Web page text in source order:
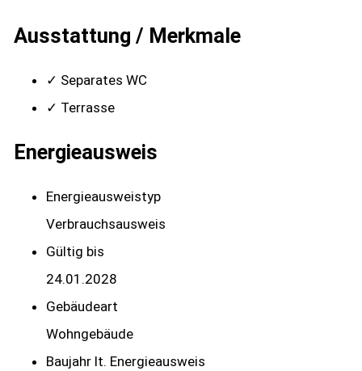
Ausstattung / Merkmale
✓ Separates WC
✓ Terrasse
Energieausweis
Energieausweistyp
Verbrauchs­ausweis
Gültig bis
24.01.2028
Gebäudeart
Wohngebäude
Baujahr lt. Energieausweis